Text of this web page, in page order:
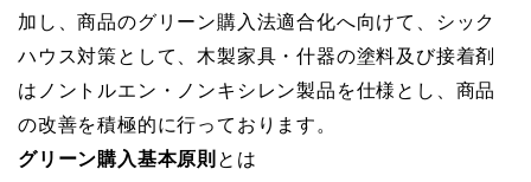
加し、商品のグリーン購入法適合化へ向けて、シック
ハウス対策として、木製家具・什器の塗料及び接着剤
はノントルエン・ノンキシレン製品を仕様とし、商品
の改善を積極的に行っております。
グリーン購入基本原則 とは